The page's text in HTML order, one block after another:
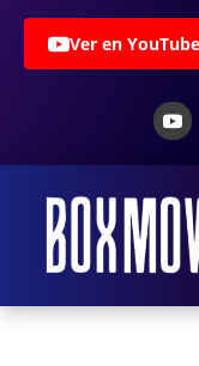
Ver en YouTube